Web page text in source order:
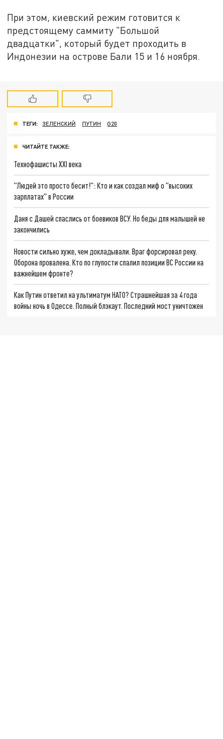
При этом, киевский режим готовится к
предстоящему саммиту "Большой
двадцатки", который будет проходить в
Индонезии на острове Бали 15 и 16 ноября.
ТЕГИ: ЗЕЛЕНСКИЙ ПУТИН G20
ЧИТАЙТЕ ТАКЖЕ:
Технофашисты XXI века
"Людей это просто бесит!": Кто и как создал миф о "высоких
зарплатах" в России
Даня с Дашей спаслись от боевиков ВСУ. Но беды для малышей не
закончились
Новости сильно хуже, чем докладывали. Враг форсировал реку.
Оборона провалена. Кто по глупости спалил позиции ВС России на
важнейшем фронте?
Как Путин ответил на ультиматум НАТО? Страшнейшая за 4 года
войны ночь в Одессе. Полный блэкаут. Последний мост уничтожен